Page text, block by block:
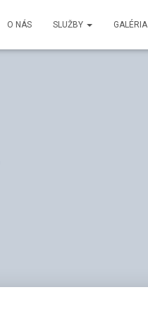
O NÁS SLUŽBY GALÉRIA